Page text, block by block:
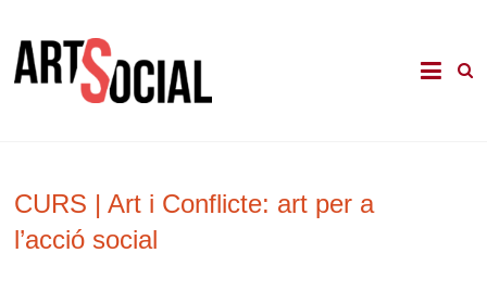
content
comunitari, terapèutic i d'integració
CURS | Art i Conflicte: art per a
l’acció social